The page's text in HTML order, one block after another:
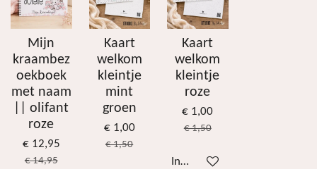
Mijn
kraambez
oekboek
met naam
|| olifant
roze
€ 12,95
€ 14,95
Kaart
welkom
kleintje
mint
groen
€ 1,00
€ 1,50
Kaart
welkom
kleintje
roze
€ 1,00
€ 1,50
In winkelwagen